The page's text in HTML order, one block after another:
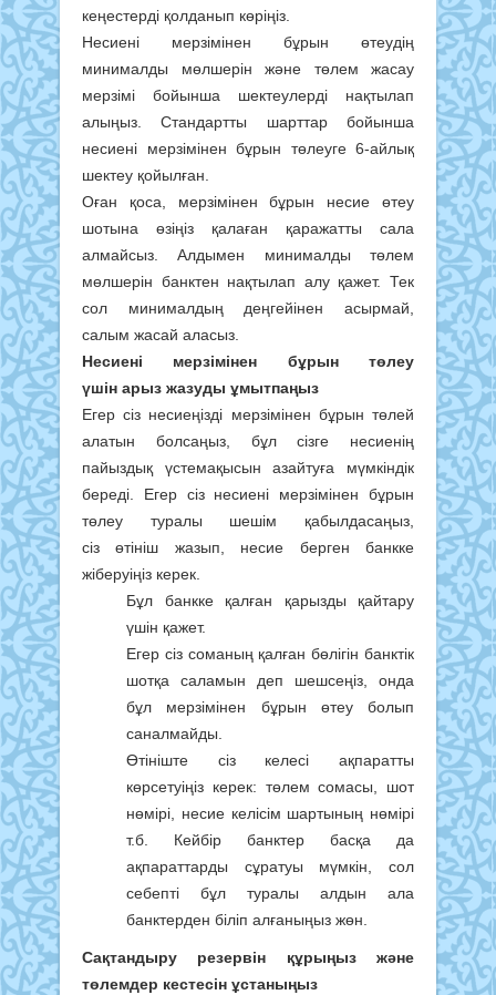
кеңестерді қолданып көріңіз.
Несиені мерзімінен бұрын өтеудің
минималды мөлшерін және төлем жасау
мерзімі бойынша шектеулерді нақтылап
алыңыз. Стандартты шарттар бойынша
несиені мерзімінен бұрын төлеуге 6-айлық
шектеу қойылған.
Оған қоса, мерзімінен бұрын несие өтеу
шотына өзіңіз қалаған қаражатты сала
алмайсыз. Алдымен минималды төлем
мөлшерін банктен нақтылап алу қажет. Тек
сол минималдың деңгейінен асырмай,
салым жасай аласыз.
Несиені мерзімінен бұрын төлеу
үшін арыз жазуды ұмытпаңыз
Егер сіз несиеңізді мерзімінен бұрын төлей
алатын болсаңыз, бұл сізге несиенің
пайыздық үстемақысын азайтуға мүмкіндік
береді. Егер сіз несиені мерзімінен бұрын
төлеу туралы шешім қабылдасаңыз,
сіз өтініш жазып, несие берген банкке
жіберуіңіз керек.
Бұл банкке қалған қарызды қайтару
үшін қажет.
Егер сіз соманың қалған бөлігін банктік
шотқа саламын деп шешсеңіз, онда
бұл мерзімінен бұрын өтеу болып
саналмайды.
Өтініште сіз келесі ақпаратты
көрсетуіңіз керек: төлем сомасы, шот
нөмірі, несие келісім шартының нөмірі
т.б. Кейбір банктер басқа да
ақпараттарды сұратуы мүмкін, сол
себепті бұл туралы алдын ала
банктерден біліп алғаныңыз жөн.
Сақтандыру резервін құрыңыз және
төлемдер кестесін ұстаныңыз